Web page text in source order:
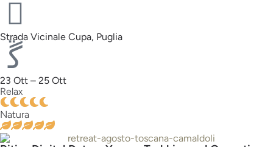
Strada Vicinale Cupa, Puglia
23 Ott – 25 Ott
Relax
Natura